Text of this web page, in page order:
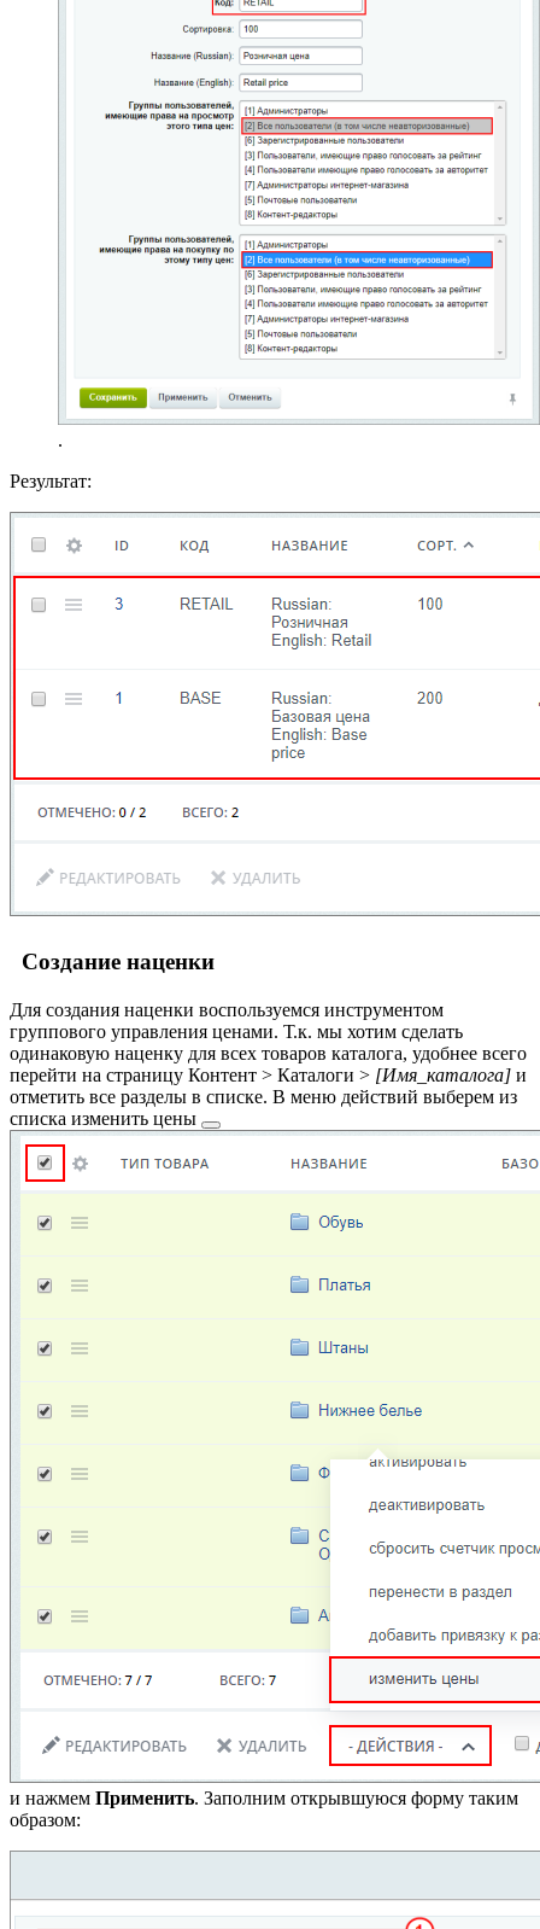
.
Результат:
Создание наценки
Для создания наценки воспользуемся инструментом
группового управления ценами. Т.к. мы хотим сделать
одинаковую наценку для всех товаров каталога, удобнее всего
перейти на страницу Контент > Каталоги > [Имя_каталога] и
отметить все разделы в списке. В меню действий выберем из
списка изменить цены
и нажмем Применить. Заполним открывшуюся форму таким
образом: